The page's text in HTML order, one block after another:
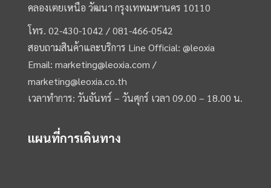
คลองเตยเหนือ วัฒนา กรุงเทพมหานคร 10110
โทร.02-430-1042 /081-466-0542
สอบถามสินค้าและบริการ Line Official:@leoxia
Email:marketing@leoxia.com /
marketing@leoxia.co.th
เวลาทำการ: วันจันทร์ – วันศุกร์ เวลา 09.00 – 18.00 น.
แผนที่การเดินทาง